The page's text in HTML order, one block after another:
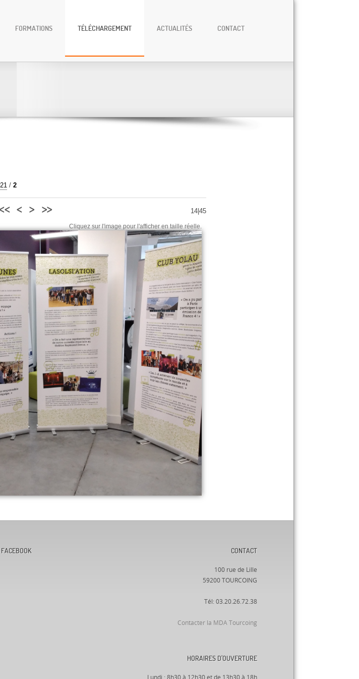
FORMATIONS TÉLÉCHARGEMENT ACTUALITÉS CONTACT
/ 2
14|45
< > >>
Cliquez sur l'image pour l'afficher en taille réelle.
CONTACT
100 rue de Lille
59200 TOURCOING
Tél: 03.20.26.72.38
Contacter la MDA Tourcoing
HORAIRES D’OUVERTURE
Lundi : 8h30 à 12h30 et de 13h30 à 18h